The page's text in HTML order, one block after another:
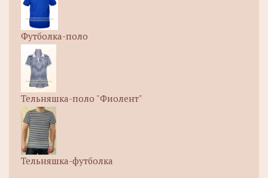
Футболка-поло
Тельняшка-поло "Фиолент"
Тельняшка-футболка